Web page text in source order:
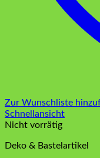
Zur Wunschliste
Schnellansicht
Nicht vorrätig
Deko & Bastelartikel